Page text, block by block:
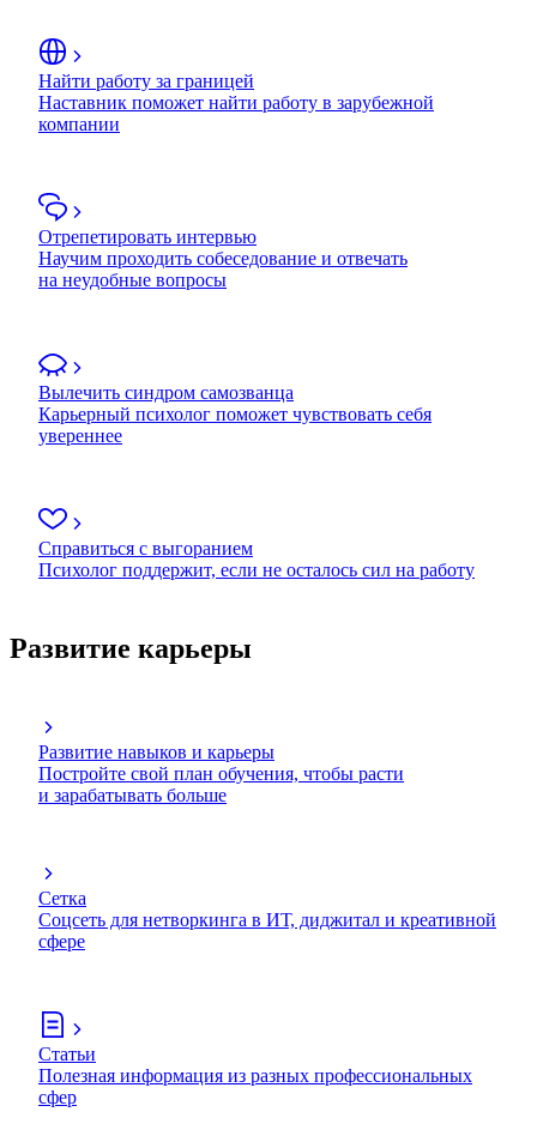
Найти работу за границей
Наставник поможет найти работу в зарубежной
компании
Отрепетировать интервью
Научим проходить собеседование и отвечать
на неудобные вопросы
Вылечить синдром самозванца
Карьерный психолог поможет чувствовать себя
увереннее
Справиться с выгоранием
Психолог поддержит, если не осталось сил на работу
Развитие карьеры
Развитие навыков и карьеры
Постройте свой план обучения, чтобы расти
и зарабатывать больше
Сетка
Соцсеть для нетворкинга в ИТ, диджитал и креативной
сфере
Статьи
Полезная информация из разных профессиональных
сфер